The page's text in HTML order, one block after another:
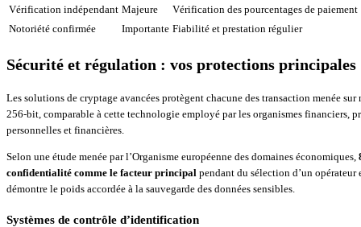
Vérification indépendant Majeure
Vérification des pourcentages de paiement
Notoriété confirmée
Importante Fiabilité et prestation régulier
Sécurité et régulation : vos protections principales
Les solutions de cryptage avancées protègent chacune des transaction menée
256-bit, comparable à cette technologie employé par les organismes financiers,
personnelles et financières.
Selon une étude menée par l’Organisme européenne des domaines économiques,
confidentialité comme le facteur principal pendant du sélection d’un
démontre le poids accordée à la sauvegarde des données sensibles.
Systèmes de contrôle d’identification